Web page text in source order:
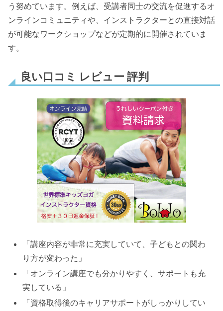
う努めています。例えば、受講者同士の交流を促進するオ
ンラインコミュニティや、インストラクターとの直接対話
が可能なワークショップなどが定期的に開催されていま
す。
良い口コミ レビュー 評判
「講座内容が非常に充実していて、子どもとの関わ
り方が変わった」
「オンライン講座でも分かりやすく、サポートも充
実している」
「資格取得後のキャリアサポートがしっかりしてい